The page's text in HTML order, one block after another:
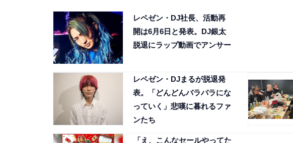
レペゼン・DJ社長、活動再
開は6月6日と発表。DJ銀太
脱退にラップ動画でアンサー
レペゼン・DJまるが脱退発
表。「どんどんバラバラにな
っていく」悲嘆に暮れるファ
ンたち
「え、こんなセールやってた